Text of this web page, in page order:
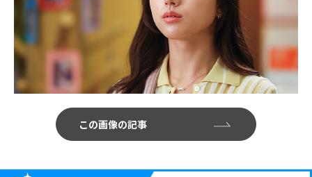
この画像の記事